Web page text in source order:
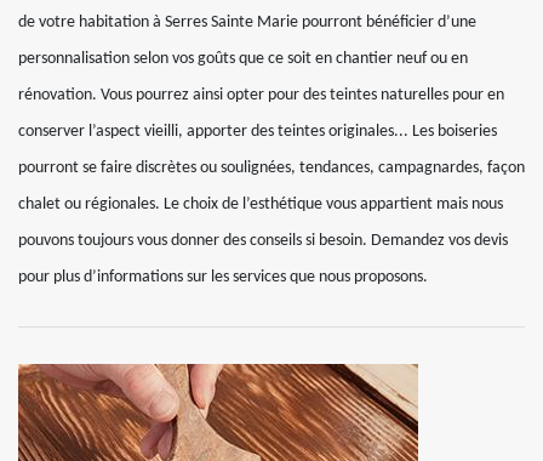
de votre habitation à Serres Sainte Marie pourront bénéficier d’une
personnalisation selon vos goûts que ce soit en chantier neuf ou en
rénovation. Vous pourrez ainsi opter pour des teintes naturelles pour en
conserver l’aspect vieilli, apporter des teintes originales... Les boiseries
pourront se faire discrètes ou soulignées, tendances, campagnardes, façon
chalet ou régionales. Le choix de l’esthétique vous appartient mais nous
pouvons toujours vous donner des conseils si besoin. Demandez vos devis
pour plus d’informations sur les services que nous proposons.